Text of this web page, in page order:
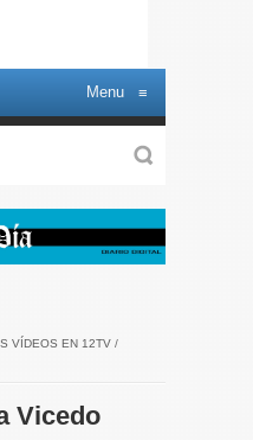
Menu ≡
VÍDEOS EN 12TV /
Vicedo